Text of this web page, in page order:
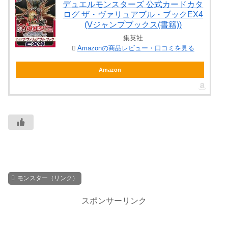
デュエルモンスターズ 公式カードカタ
ログ ザ・ヴァリュアブル・ブックEX4
(Vジャンプブックス(書籍))
集英社
Amazonの商品レビュー・口コミを見る
Amazon
モンスター（リンク）
スポンサーリンク